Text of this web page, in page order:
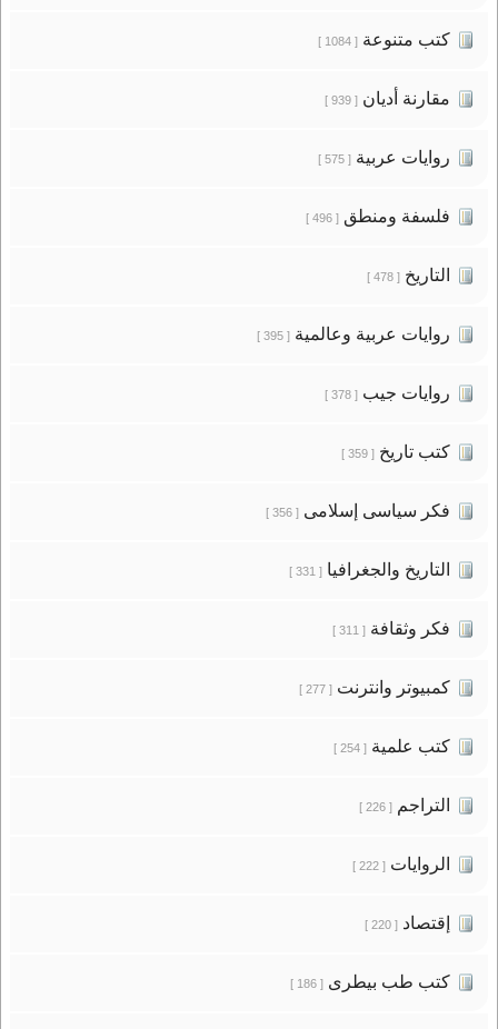
كتب متنوعة[ 1084 ]
مقارنة أديان[ 939 ]
روايات عربية[ 575 ]
فلسفة ومنطق[ 496 ]
التاريخ[ 478 ]
روايات عربية وعالمية[ 395 ]
روايات جيب[ 378 ]
كتب تاريخ[ 359 ]
فكر سياسى إسلامى[ 356 ]
التاريخ والجغرافيا[ 331 ]
فكر وثقافة[ 311 ]
كمبيوتر وانترنت[ 277 ]
كتب علمية[ 254 ]
التراجم[ 226 ]
الروايات[ 222 ]
إقتصاد[ 220 ]
كتب طب بيطرى[ 186 ]